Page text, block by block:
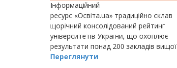
Інформаційний
ресурс «Освіта.ua» традиційно склав
щорічний консолідований рейтинг
університетів України, що охоплює
результати понад 200 закладів вищої
освіти, відповідно до якого Івано-
Переглянути